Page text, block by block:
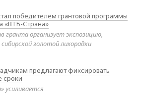
победителем грантовой программы
«ВТБ-Страна»
гранта организует экспозицию,
золотой лихорадки
предлагают фиксировать
сроки
усиливается